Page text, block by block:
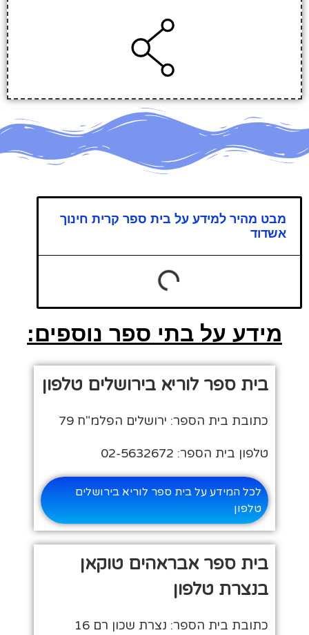
מבט מהיר למידע על בית ספר קרית חינוך
אשדוד
מידע על בתי ספר נוספים:
בית ספר לוריא בירושלים טלפון
כתובת בית הספר: ירושלים הפלמ"ח 79
טלפון בית הספר: 02-5632672
לכל המידע על בית ספר לוריא בירושלים
טלפון
בית ספר אבראהים טוקאן
בנצרת טלפון
כתובת בית הספר: נצרת שכון רם 16